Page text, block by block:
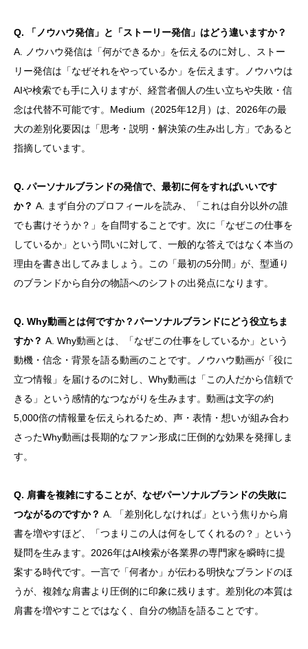
Q. 「ノウハウ発信」と「ストーリー発信」はどう違いますか？
A. ノウハウ発信は「何ができるか」を伝えるのに対し、ストー
リー発信は「なぜそれをやっているか」を伝えます。ノウハウは
AIや検索でも手に入りますが、経営者個人の生い立ちや失敗・信
念は代替不可能です。Medium（2025年12月）は、2026年の最
大の差別化要因は「思考・説明・解決策の生み出し方」であると
指摘しています。
Q. パーソナルブランドの発信で、最初に何をすればいいです
か？ A. まず自分のプロフィールを読み、「これは自分以外の誰
でも書けそうか？」を自問することです。次に「なぜこの仕事を
しているか」という問いに対して、一般的な答えではなく本当の
理由を書き出してみましょう。この「最初の5分間」が、型通り
のブランドから自分の物語へのシフトの出発点になります。
Q. Why動画とは何ですか？パーソナルブランドにどう役立ちま
すか？ A. Why動画とは、「なぜこの仕事をしているか」という
動機・信念・背景を語る動画のことです。ノウハウ動画が「役に
立つ情報」を届けるのに対し、Why動画は「この人だから信頼で
きる」という感情的なつながりを生みます。動画は文字の約
5,000倍の情報量を伝えられるため、声・表情・想いが組み合わ
さったWhy動画は長期的なファン形成に圧倒的な効果を発揮しま
す。
Q. 肩書を複雑にすることが、なぜパーソナルブランドの失敗に
つながるのですか？ A. 「差別化しなければ」という焦りから肩
書を増やすほど、「つまりこの人は何をしてくれるの？」という
疑問を生みます。2026年はAI検索が各業界の専門家を瞬時に提
案する時代です。一言で「何者か」が伝わる明快なブランドのほ
うが、複雑な肩書より圧倒的に印象に残ります。差別化の本質は
肩書を増やすことではなく、自分の物語を語ることです。